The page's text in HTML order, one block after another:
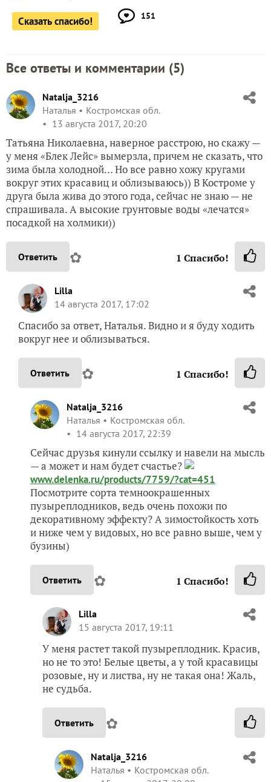
Сказать спасибо! 151
Все ответы и комментарии (5)
Natalja_3216
Наталья
Костромская обл.
13 августа 2017, 20:20
Татьяна Николаевна, наверное расстрою, но скажу —
у меня «Блек Лейс» вымерзла, причем не сказать, что
зима была холодной… Но все равно хожу кругами
вокруг этих красавиц и облизываюсь)) В Костроме у
друга была жива до этого года, сейчас не знаю — не
спрашивала. А высокие грунтовые воды «лечатся»
посадкой на холмики))
Ответить ✿ 1 Спасибо!
Lilla
14 августа 2017, 17:02
Спасибо за ответ, Наталья. Видно и я буду ходить
вокруг нее и облизываться.
Ответить ✿ 1 Спасибо!
Natalja_3216
Наталья
Костромская обл.
14 августа 2017, 22:39
Сейчас друзья кинули ссылку и навели на мысль
— а может и нам будет счастье?
www.delenka.ru/products/7759/?cat=451
Посмотрите сорта темноокрашенных
пузыреплодников, ведь очень похожи по
декоративному эффекту? А зимостойкость хоть
и ниже чем у видовых, но все равно выше, чем у
бузины)
Ответить ✿ 1 Спасибо!
Lilla
15 августа 2017, 19:11
У меня растет такой пузыреплодник. Красив,
но не то это! Белые цветы, а у той красавицы
розовые, ну и листва, ну не такая она! Жаль,
не судьба.
Ответить ✿
Natalja_3216
Наталья
Костромская обл.